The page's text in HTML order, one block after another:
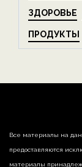
ЗДОРОВЬЕ
ПРОДУКТЫ
Все материалы на
предоставляются
материалы